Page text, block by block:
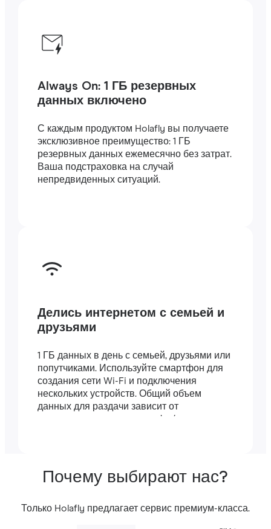
Always On: 1 ГБ резервных
данных включено
С каждым продуктом Holafly вы получаете
эксклюзивное преимущество: 1 ГБ
резервных данных ежемесячно без затрат.
Ваша подстраховка на случай
непредвиденных ситуаций.
Делись интернетом с семьей и
друзьями
1 ГБ данных в день с семьей, друзьями или
попутчиками. Используйте смартфон для
создания сети Wi-Fi и подключения
нескольких устройств. Общий объем
данных для раздачи зависит от
длительности вашего тарифа (например,
Почему выбирают нас?
Только Holafly предлагает сервис премиум-класса.